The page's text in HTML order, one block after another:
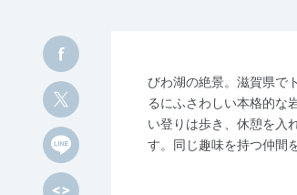
びわ湖の絶景。滋賀県で
るにふさわしい本格的な
い登りは歩き、休憩を入
す。同じ趣味を持つ仲間